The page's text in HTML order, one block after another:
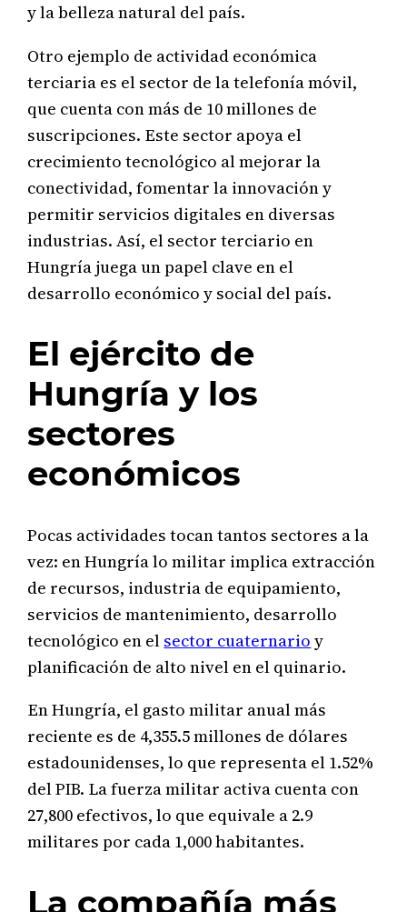
y la belleza natural del país.
Otro ejemplo de actividad económica
terciaria es el sector de la telefonía móvil,
que cuenta con más de 10 millones de
suscripciones. Este sector apoya el
crecimiento tecnológico al mejorar la
conectividad, fomentar la innovación y
permitir servicios digitales en diversas
industrias. Así, el sector terciario en
Hungría juega un papel clave en el
desarrollo económico y social del país.
El ejército de
Hungría y los
sectores
económicos
Pocas actividades tocan tantos sectores a la
vez: en Hungría lo militar implica extracción
de recursos, industria de equipamiento,
servicios de mantenimiento, desarrollo
tecnológico en el sector cuaternario y
planificación de alto nivel en el quinario.
En Hungría, el gasto militar anual más
reciente es de 4,355.5 millones de dólares
estadounidenses, lo que representa el 1.52%
del PIB. La fuerza militar activa cuenta con
27,800 efectivos, lo que equivale a 2.9
militares por cada 1,000 habitantes.
La compañía más